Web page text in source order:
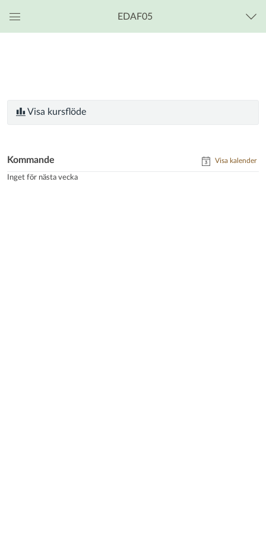
EDAF05
Visa kursflöde
Kommande Visa kalender
Inget för nästa vecka